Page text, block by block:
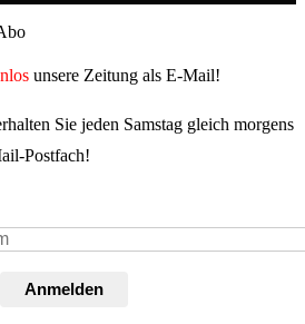
unsere Zeitung als E-Mail!
Sie jeden Samstag gleich morgens
Postfach!
Anmelden